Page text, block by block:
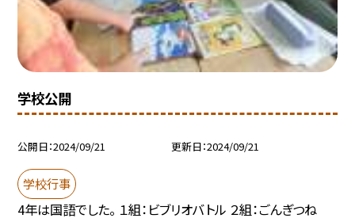
学校公開
公開日 2024/09/21 更新日 2024/09/21
学校行事
4年は国語でした。 １組：ビブリオバトル ２組：ごんぎつね